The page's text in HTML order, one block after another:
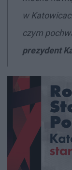
w
czym
prezydent